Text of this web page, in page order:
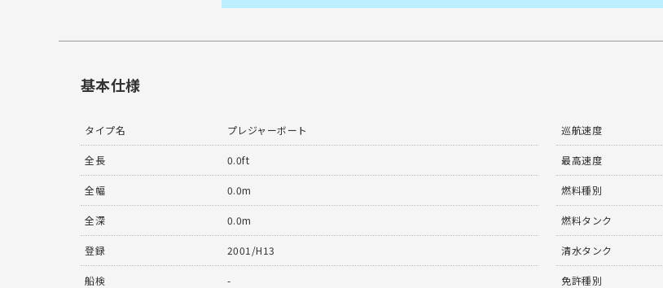
基本仕様
タイプ名 プレジャーボート
全長 0.0ft
全幅 0.0m
全深 0.0m
登録 2001/H13
船検 -
巡航速度
最高速度
燃料種別
燃料タンク
清水タンク
免許種別